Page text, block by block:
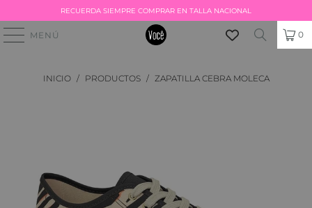
RECUERDA SIEMPRE COMPRAR EN TALLA NACIONAL
MENÚ 0
INICIO / PRODUCTOS / ZAPATILLA CEBRA MOLECA